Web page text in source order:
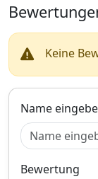
Keine
Name
Bewertung